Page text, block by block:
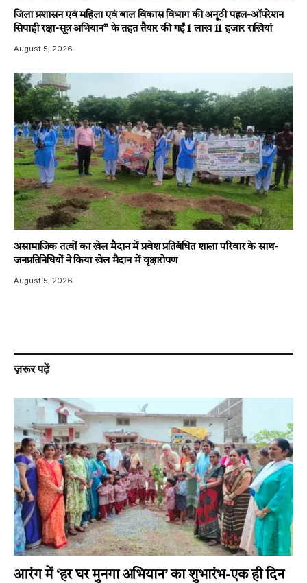
जिला प्रशासन एवं महिला एवं बाल विकास विभाग की अनूठी पहल-ऑपरेशन
सिपाही रक्षा-सूत्र अभियान” के तहत तैयार की गईं 1 लाख 11 हजार राखियां
August 5, 2026
असामाजिक तत्वों का खेल मैदान में प्रवेश प्रतिबंधित शाला परिवार के साथ-
जनप्रतिनिधियों ने किया खेल मैदान में वृक्षारोपण
August 5, 2026
ज़रूर पढ़ें
आरंग में ‘हर घर मुनगा अभियान’ का शुभारंभ-एक ही दिन